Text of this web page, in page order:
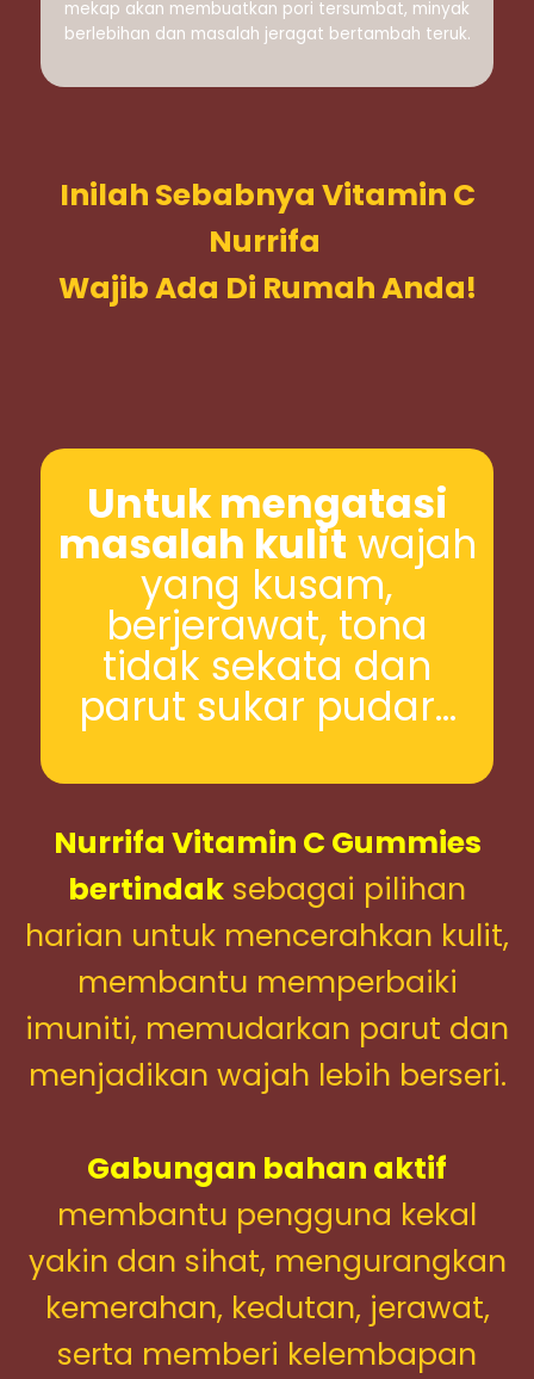
mekap akan membuatkan pori tersumbat, minyak
berlebihan dan masalah jeragat bertambah teruk.
Inilah Sebabnya Vitamin C
Nurrifa
Wajib Ada Di Rumah Anda!
Untuk mengatasi
masalah kulit wajah
yang kusam,
berjerawat, tona
tidak sekata dan
parut sukar pudar…
Nurrifa Vitamin C Gummies
bertindak sebagai pilihan
harian untuk mencerahkan kulit,
membantu memperbaiki
imuniti, memudarkan parut dan
menjadikan wajah lebih berseri.
Gabungan bahan aktif
membantu pengguna kekal
yakin dan sihat, mengurangkan
kemerahan, kedutan, jerawat,
serta memberi kelembapan